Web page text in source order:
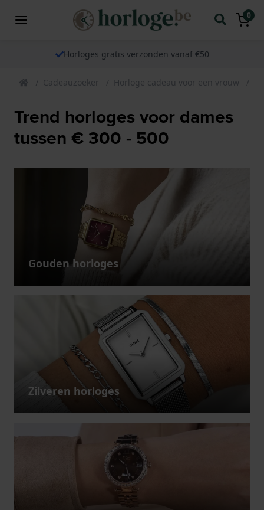
0
Horloges gratis verzonden vanaf €50
Cadeauzoeker Horloge cadeau voor een vrouw
Trend horloges voor dames
tussen € 300 - 500
Gouden horloges
Zilveren horloges